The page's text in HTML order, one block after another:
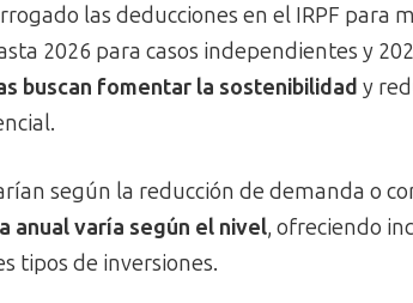
las deducciones en el IRPF para
2026 para casos independientes y
buscan fomentar la sostenibilidad y
según la reducción de demanda o
anual varía según el nivel, ofreciendo
tipos de inversiones.